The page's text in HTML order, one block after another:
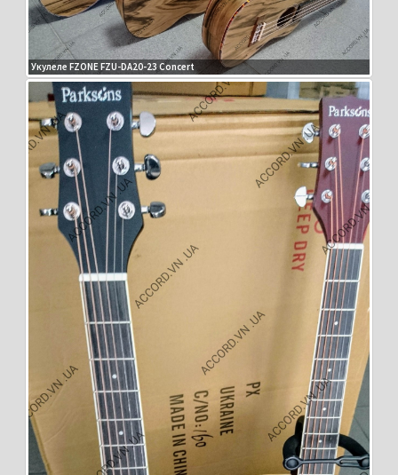
Укулеле FZONE FZU-DA20-23 Concert